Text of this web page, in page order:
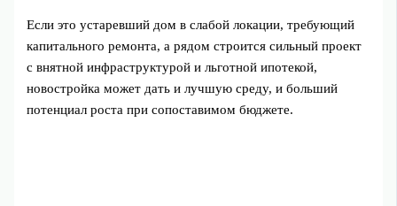
Если это устаревший дом в слабой локации, требующий
капитального ремонта, а рядом строится сильный проект
с внятной инфраструктурой и льготной ипотекой,
новостройка может дать и лучшую среду, и больший
потенциал роста при сопоставимом бюджете.